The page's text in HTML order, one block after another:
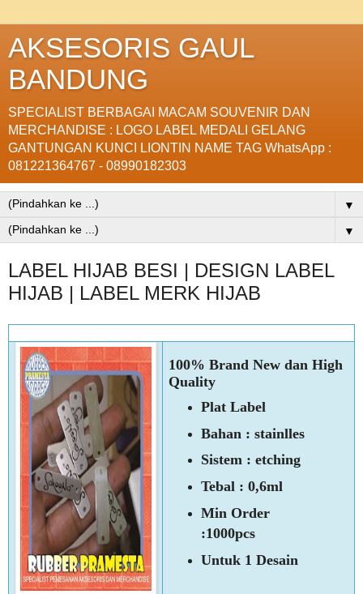
AKSESORIS GAUL
BANDUNG
SPECIALIST BERBAGAI MACAM SOUVENIR DAN
MERCHANDISE : LOGO LABEL MEDALI GELANG
GANTUNGAN KUNCI LIONTIN NAME TAG WhatsApp :
081221364767 - 08990182303
▼
▼
LABEL HIJAB BESI | DESIGN LABEL
HIJAB | LABEL MERK HIJAB
100% Brand New dan High
Quality
Plat Label
Bahan : stainlles
Sistem : etching
Tebal : 0,6ml
Min Order
:1000pcs
Untuk 1 Desain